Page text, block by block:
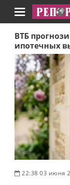
Навигация
ВТБ
ипотечных
22:38 03 июня